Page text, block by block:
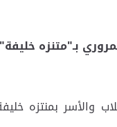
بـ"متنزه خليفة"
والأسر بمنتزه